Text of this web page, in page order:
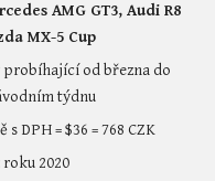
AMG GT3, Audi R8
MX-5 Cup
od března do
týdnu
s DPH = $36 = 768 CZK
roku 2020